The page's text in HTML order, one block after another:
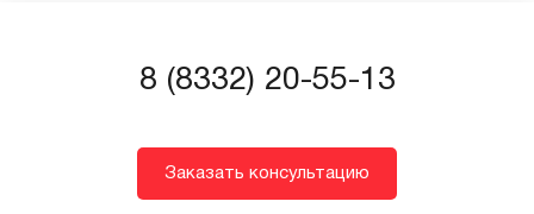
8 (8332) 20-55-13
Заказать консультацию